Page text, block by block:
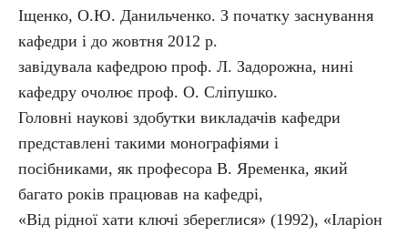
Іщенко, О.Ю. Данильченко. З початку заснування
кафедри і до жовтня 2012 р.
завідувала кафедрою проф. Л. Задорожна, нині
кафедру очолює проф. О. Сліпушко.
Головні наукові здобутки викладачів кафедри
представлені такими монографіями і
посібниками, як професора В. Яременка, який
багато років працював на кафедрі,
«Від рідної хати ключі збереглися» (1992), «Іларіон